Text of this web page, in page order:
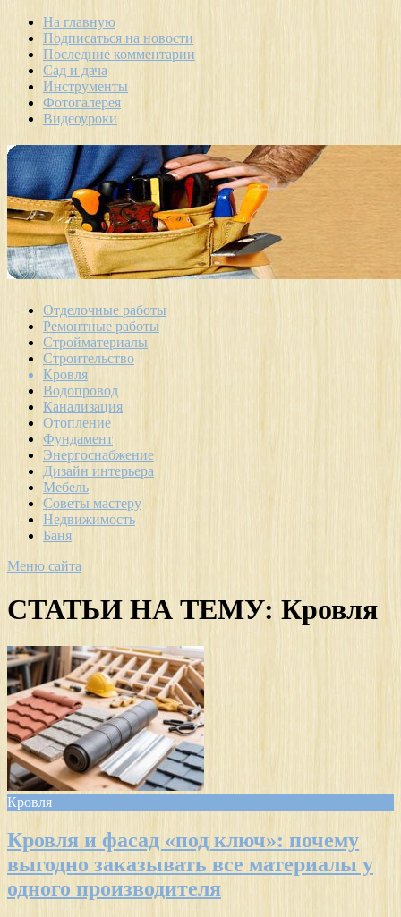
На главную
Подписаться на новости
Последние комментарии
Сад и дача
Инструменты
Фотогалерея
Видеоуроки
Отделочные работы
Ремонтные работы
Стройматериалы
Строительство
Кровля
Водопровод
Канализация
Отопление
Фундамент
Энергоснабжение
Дизайн интерьера
Мебель
Советы мастеру
Недвижимость
Баня
Меню сайта
СТАТЬИ НА ТЕМУ: Кровля
Кровля
Кровля и фасад «под ключ»: почему
выгодно заказывать все материалы у
одного производителя